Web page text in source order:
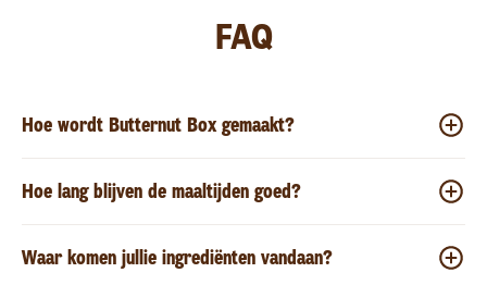
FAQ
Hoe wordt Butternut Box gemaakt?
Hoe lang blijven de maaltijden goed?
Waar komen jullie ingrediënten vandaan?